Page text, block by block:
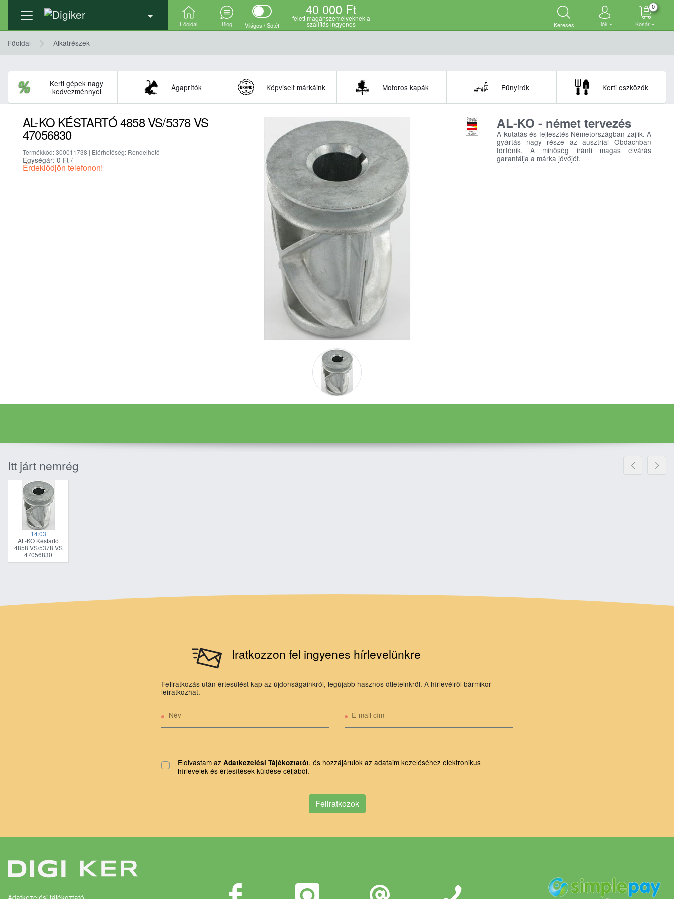
Főoldal Blog Világos / Sötét
40 000 Ft
felett magánszemélyeknek a
szállítás ingyenes Keresés Fiók Kosár
0
Főoldal Alkatrészek
Kerti gépek nagy
kedvezménnyel
Ágaprítók Képviselt márkáink Motoros kapák Fűnyírók Kerti eszközök
AL-KO KÉSTARTÓ 4858 VS/5378 VS
47056830
Termékkód: 300011738 | Elérhetőség: Rendelhető
Egységár: 0 Ft /
Érdeklődjön telefonon!
AL-KO - német tervezés
A kutatás és fejlesztés Németországban zajlik. A
gyártás nagy része az ausztriai Obdachban
történik. A minőség iránti magas elvárás
garantálja a márka jövőjét.
Itt járt nemrég
14:03
AL-KO Késtartó
4858 VS/5378 VS
47056830
Iratkozzon fel ingyenes hírlevelünkre
Feliratkozás után értesülést kap az újdonságainkról, legújabb hasznos ötleteinkről. A hírlevélről bármikor
leiratkozhat.
Név E-mail cím
Elolvastam az Adatkezelési Tájékoztatót, és hozzájárulok az adataim kezeléséhez elektronikus
hírlevelek és értesítések küldése céljából.
Feliratkozok
Termék adatlap